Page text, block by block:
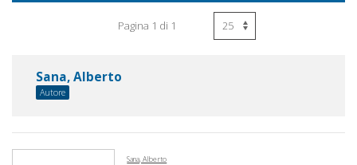
Pagina 1 di 1
Sana, Alberto
Autore
Sana, Alberto